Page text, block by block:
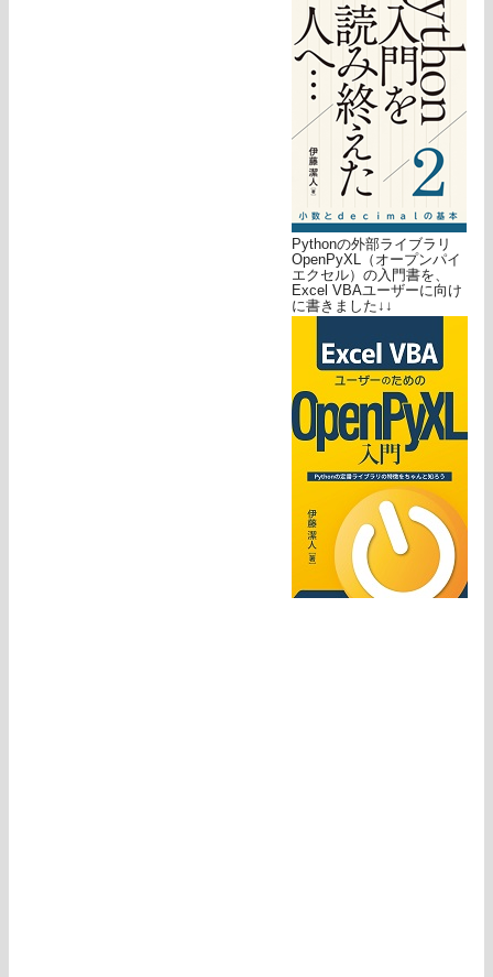
Pythonの外部ライブラリ
OpenPyXL（オープンパイ
エクセル）の入門書を、
Excel VBAユーザーに向け
に書きました↓↓